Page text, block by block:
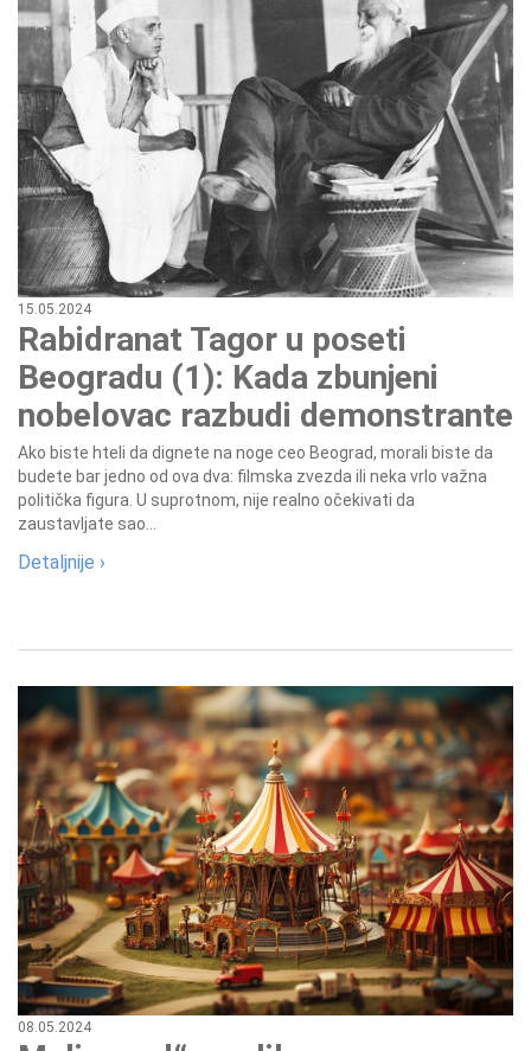
15.05.2024
Rabidranat Tagor u poseti
Beogradu (1): Kada zbunjeni
nobelovac razbudi demonstrante
Ako biste hteli da dignete na noge ceo Beograd, morali biste da
budete bar jedno od ova dva: filmska zvezda ili neka vrlo važna
politička figura. U suprotnom, nije realno očekivati da
zaustavljate sao...
Detaljnije ›
08.05.2024